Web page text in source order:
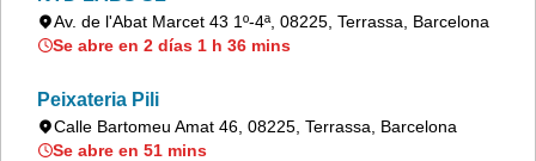
Av. de l'Abat Marcet 43 1º-4ª, 08225, Terrassa, Barcelona
Se abre en 2 días 1 h 36 mins
Peixateria Pili
Calle Bartomeu Amat 46, 08225, Terrassa, Barcelona
Se abre en 51 mins